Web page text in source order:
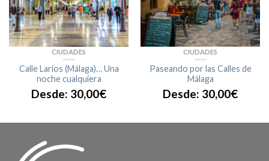
CIUDADES
Calle Larios (Málaga)… Una
noche cualquiera
Desde: 30,00€
CIUDADES
Paseando por las Calles de
Málaga
Desde: 30,00€